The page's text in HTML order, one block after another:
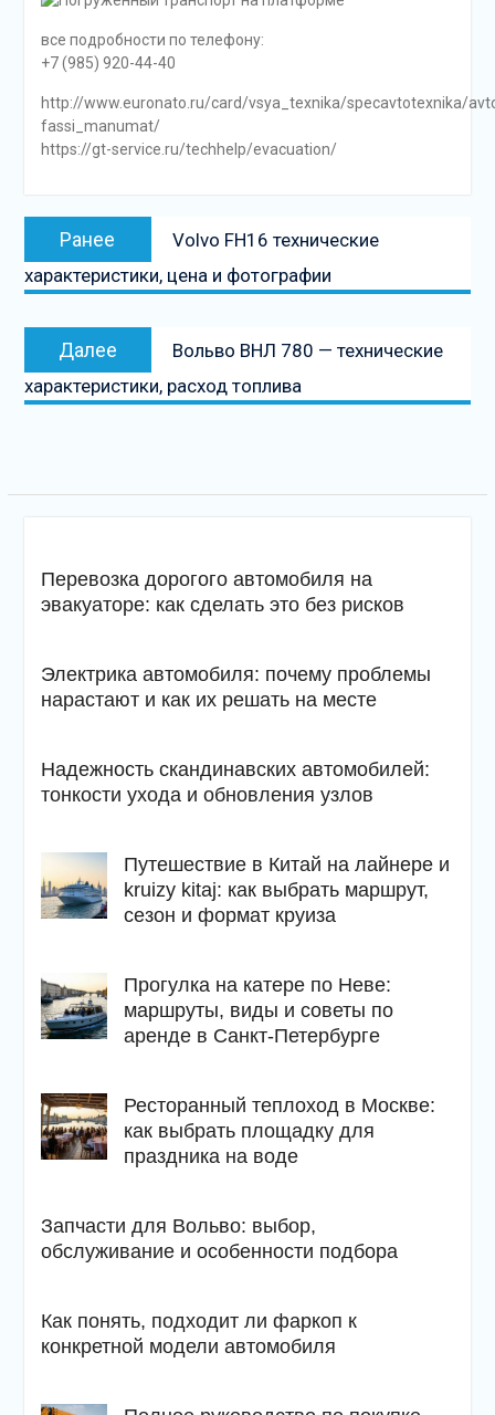
все подробности по телефону:
+7 (985) 920-44-40
http://www.euronato.ru/card/vsya_texnika/specavtotexnika/
fassi_manumat/
https://gt-service.ru/techhelp/evacuation/
Навигация
записям
Ранее
Предыдущая
запись:
Volvo FH16 технические
характеристики, цена и фотографии
Далее
Следующая
запись
Вольво ВНЛ 780 — технические
характеристики, расход топлива
Перевозка дорогого автомобиля на
эвакуаторе: как сделать это без рисков
Электрика автомобиля: почему проблемы
нарастают и как их решать на месте
Надежность скандинавских автомобилей:
тонкости ухода и обновления узлов
Путешествие в Китай на лайнере и
kruizy kitaj: как выбрать маршрут,
сезон и формат круиза
Прогулка на катере по Неве:
маршруты, виды и советы по
аренде в Санкт-Петербурге
Ресторанный теплоход в Москве:
как выбрать площадку для
праздника на воде
Запчасти для Вольво: выбор,
обслуживание и особенности подбора
Как понять, подходит ли фаркоп к
конкретной модели автомобиля